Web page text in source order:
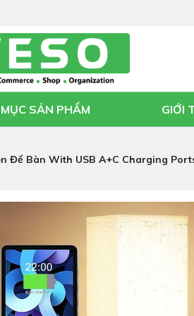
SẢN PHẨM GIỚI
Để Bàn With USB A+C Charging